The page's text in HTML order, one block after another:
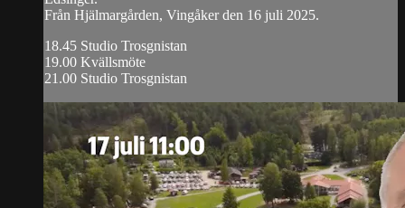
Från Hjälmargården, Vingåker den 16 juli 2025.
18.45 Studio Trosgnistan
19.00 Kvällsmöte
21.00 Studio Trosgnistan